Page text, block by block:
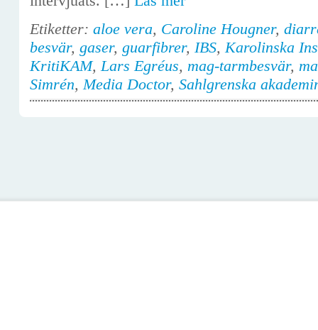
Etiketter: aloe vera, Caroline Hougner,
besvär, gaser, guarfibrer, IBS,Karolinska
KritiKAM,Lars Egréus, mag-tarmbesvär,
Simrén,Media Doctor, Sahlgrenska